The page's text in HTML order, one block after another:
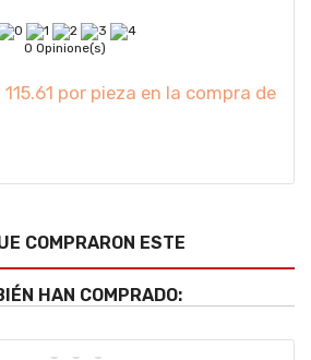
0 Opinione(s)
115.61 por pieza en la compra de
COMPRARON ESTE
HAN COMPRADO: